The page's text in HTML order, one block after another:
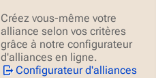
Créez vous-même votre
alliance selon vos critères
grâce à notre configurateur
d'alliances en ligne.
Configurateur d'alliances